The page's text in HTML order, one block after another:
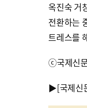
옥진숙 거
전환하는
트레스를
ⓒ국제신
▶[국제신